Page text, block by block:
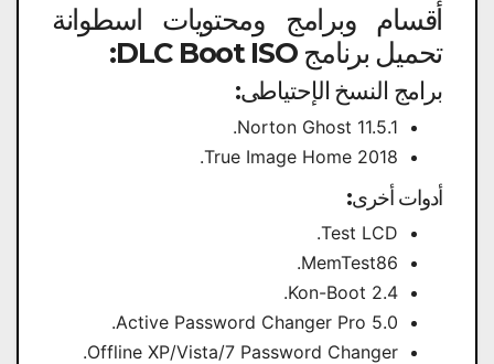
أقسام وبرامج ومحتويات اسطوانة
تحميل برنامج DLC Boot ISO:
برامج النسخ الإحتياطى:
Norton Ghost 11.5.1.
True Image Home 2018.
أدوات أخرى:
Test LCD.
MemTest86.
Kon-Boot 2.4.
Active Password Changer Pro 5.0.
Offline XP/Vista/7 Password Changer.